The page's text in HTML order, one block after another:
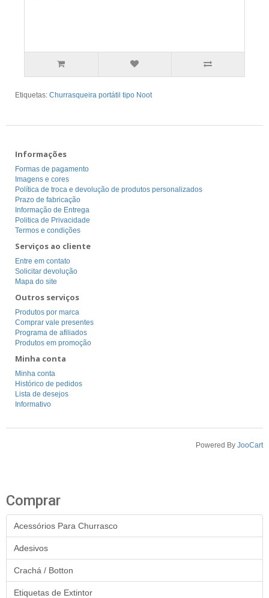
Etiquetas: Churrasqueira portátil tipo Noot
Informações
Formas de pagamento
Imagens e cores
Política de troca e devolução de produtos personalizados
Prazo de fabricação
Informação de Entrega
Politica de Privacidade
Termos e condições
Serviços ao cliente
Entre em contato
Solicitar devolução
Mapa do site
Outros serviços
Produtos por marca
Comprar vale presentes
Programa de afiliados
Produtos em promoção
Minha conta
Minha conta
Histórico de pedidos
Lista de desejos
Informativo
Powered By JooCart
Comprar
Acessórios Para Churrasco
Adesivos
Crachá / Botton
Etiquetas de Extintor